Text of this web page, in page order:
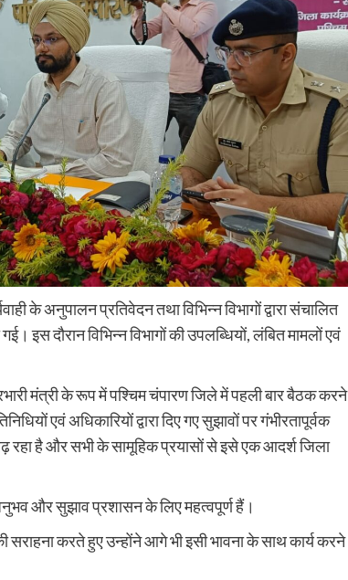
के अनुपालन प्रतिवेदन तथा विभिन्न विभागों द्वारा संचालित
इस दौरान विभिन्न विभागों की उपलब्धियों, लंबित मामलों एवं
मंत्री के रूप में पश्चिम चंपारण जिले में पहली बार बैठक करने
एवं अधिकारियों द्वारा दिए गए सुझावों पर गंभीरतापूर्वक
रहा है और सभी के सामूहिक प्रयासों से इसे एक आदर्श जिला
और सुझाव प्रशासन के लिए महत्वपूर्ण हैं।
की सराहना करते हुए उन्होंने आगे भी इसी भावना के साथ कार्य करने